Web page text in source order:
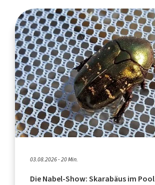
03.08.2026 - 20 Min.
Die Nabel-Show: Skarabäus im Pool